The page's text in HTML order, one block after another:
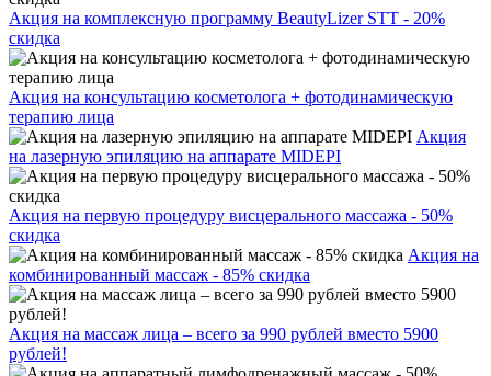
Акция на комплексную программу BeautyLizer STT - 20%
скидка
Акция на консультацию косметолога + фотодинамическую
терапию лица
Акция
на лазерную эпиляцию на аппарате MIDEPI
Акция на первую процедуру висцерального массажа - 50%
скидка
Акция на
комбинированный массаж - 85% скидка
Акция на массаж лица – всего за 990 рублей вместо 5900
рублей!